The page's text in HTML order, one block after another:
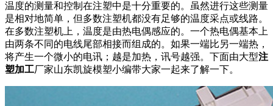
温度的测量和控制在注塑中是十分重要的。虽然进行这些测量
是相对地简单，但多数注塑机都没有足够的温度采点或线路。
在多数注塑机上，温度是由热电偶感应的。一个热电偶基本上
由两条不同的电线尾部相接而组成的。如果一端比另一端热，
将产生一个微小的电讯；越是加热，讯号越强。下面由大型注
塑加工厂家山东凯旋模塑小编带大家一起来了解一下。